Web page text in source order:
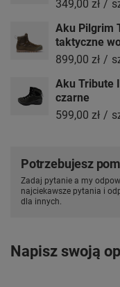
349,00 zł /
Aku Pilgrim
taktyczne
899,00 zł /
Aku Tribute
czarne
599,00 zł /
Potrzebujesz
Zadaj pytanie a my
najciekawsze pytania i
dla innych.
Napisz swoją